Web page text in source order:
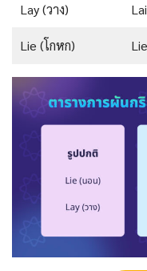
Lay (วาง)
Lie (โกหก)